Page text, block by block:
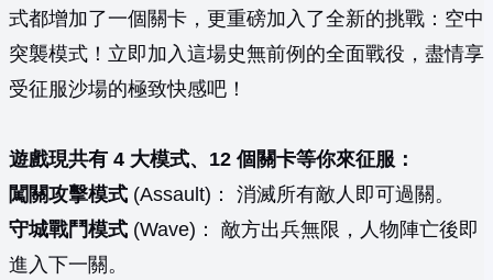
式都增加了一個關卡，更重磅加入了全新的挑戰：空中
突襲模式！立即加入這場史無前例的全面戰役，盡情享
受征服沙場的極致快感吧！
遊戲現共有 4 大模式、12 個關卡等你來征服：
闖關攻擊模式 (Assault)： 消滅所有敵人即可過關。
守城戰鬥模式 (Wave)： 敵方出兵無限，人物陣亡後即
進入下一關。